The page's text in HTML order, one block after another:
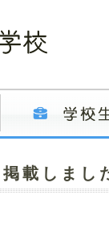
載しまし